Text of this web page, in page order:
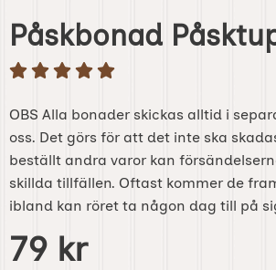
Påskbonad
OBS Alla bonader skickas alltid i
oss. Det görs för att det inte ska
beställt andra varor kan
skillda tillfällen. Oftast kommer de
ibland kan röret ta någon dag till på
Handla denna produkt Påskbonad
pris
79 kr